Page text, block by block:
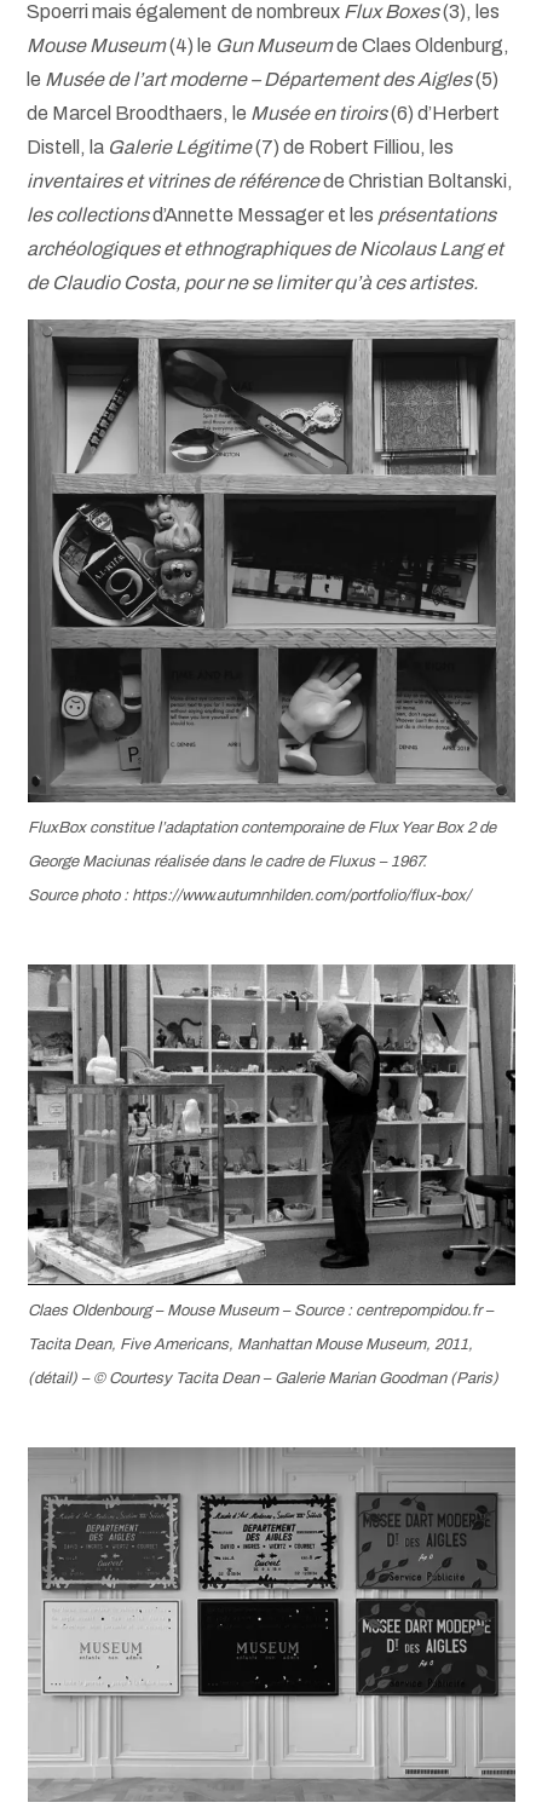
Spoerri mais également de nombreux Flux Boxes(3), les
Mouse Museum(4) le Gun Museumde Claes Oldenburg,
le Musée de l’art moderne – Département des Aigles(5)
de Marcel Broodthaers, le Musée en tiroirs(6) d’Herbert
Distell, la Galerie Légitime(7) de Robert Filliou, les
inventaires et vitrines de référencede Christian Boltanski,
les collectionsd’Annette Messager et les présentations
archéologiques et ethnographiques de Nicolaus Lang et
de Claudio Costa, pour ne se limiter qu’à ces artistes.
FluxBoxconstitue l’adaptation contemporaine de Flux Year Box 2de
George Maciunas réalisée dans le cadre de Fluxus – 1967.
Source photo : https://www.autumnhilden.com/portfolio/flux-box/
Claes Oldenbourg – Mouse Museum– Source : centrepompidou.fr –
Tacita Dean, Five Americans, Manhattan Mouse Museum, 2011,
(détail) – © Courtesy Tacita Dean – Galerie Marian Goodman (Paris)